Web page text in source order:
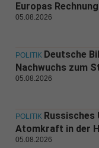
Europas
05.08.2026
POLITIK Deutsche
Nachwuchs zum
05.08.2026
POLITIK
Atomkraft in der
05.08.2026